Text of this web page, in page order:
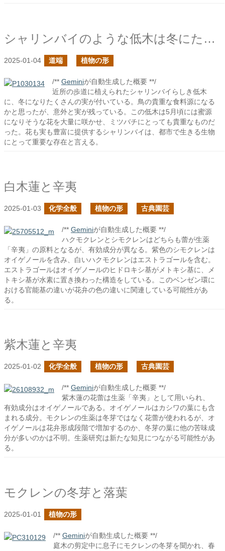
シャリンバイのような低木は冬にたくさんの実を付ける
2025-01-04 道端 植物の形
/** Geminiが自動生成した概要 **/
近所の歩道に植えられたシャリンバイらしき低木
に、冬になりたくさんの実が付いている。鳥の貴重な食料源になる
かと思ったが、意外と実が残っている。この低木は5月頃には蜜源
になりそうな花を大量に咲かせ、ミツバチにとっても貴重なものだ
った。花も実も豊富に提供するシャリンバイは、都市で生きる生物
にとって重要な存在と言える。
白木蓮と辛夷
2025-01-03 化学全般 植物の形 古典園芸
/** Geminiが自動生成した概要 **/
ハクモクレンとシモクレンはどちらも蕾が生薬
「辛夷」の原料となるが、有効成分が異なる。紫色のシモクレンは
オイゲノールを含み、白いハクモクレンはエストラゴールを含む。
エストラゴールはオイゲノールのヒドロキシ基がメトキシ基に、メ
トキシ基が水素に置き換わった構造をしている。このベンゼン環に
おける官能基の違いが花弁の色の違いに関連している可能性があ
る。
紫木蓮と辛夷
2025-01-02 化学全般 植物の形 古典園芸
/** Geminiが自動生成した概要 **/
紫木蓮の花蕾は生薬「辛夷」として用いられ、
有効成分はオイゲノールである。オイゲノールはカシワの葉にも含
まれる成分。モクレンの生薬は冬芽ではなく花蕾が使われるが、オ
イゲノールは花弁形成段階で増加するのか、冬芽の葉に他の苦味成
分が多いのかは不明。生薬研究は新たな知見につながる可能性があ
る。
モクレンの冬芽と落葉
2025-01-01 植物の形
/** Geminiが自動生成した概要 **/
庭木の剪定中に息子にモクレンの冬芽を聞かれ、春